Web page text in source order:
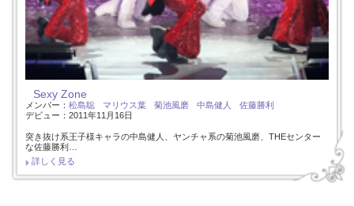
Sexy Zone
メンバー： 松島聡 マリウス葉 菊池風磨 中島健人
佐藤勝利
デビュー：2011年11月16日
突き抜け系王子様キャラの中島健人、ヤンチャ系の菊池風磨、THEセンター
な佐藤勝利…
詳しく見る